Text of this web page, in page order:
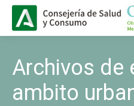
Archivos de
ambito